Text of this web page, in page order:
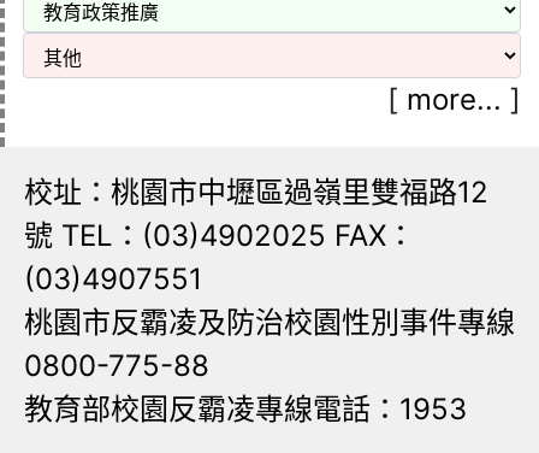
[ more... ]
校址：桃園市中壢區過嶺里雙福路12
號 TEL：(03)4902025 FAX：
(03)4907551
桃園市反霸凌及防治校園性別事件專線
0800-775-88
教育部校園反霸凌專線電話：1953